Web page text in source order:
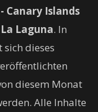
Canary Islands
Laguna. In
dieses
diesem Monat
Alle Inhalte